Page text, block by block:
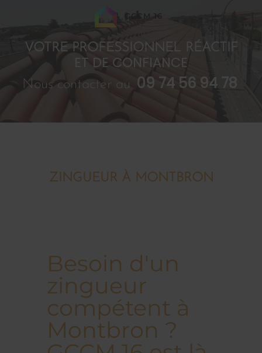
VOTRE PROFESSIONNEL RÉACTIF
ET DE CONFIANCE
Nous contacter au 09 74 56 94 78
ZINGUEUR À MONTBRON
Besoin d'un
zingueur
compétent à
Montbron ?